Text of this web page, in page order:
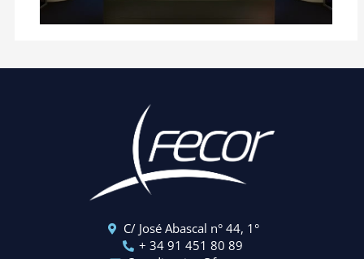
C/ José Abascal n° 44, 1°
+ 34 91 451 80 89